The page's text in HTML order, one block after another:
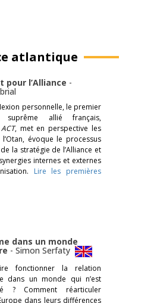
atlantique
pour l’Alliance -
personnelle, le premier
suprême allié français,
, met en perspective les
évoque le processus
la stratégie de l’Alliance et
internes et externes
Lire les premières
dans un monde
- Simon Serfaty
fonctionner la relation
dans un monde qui n’est
? Comment réarticuler
dans leurs différences